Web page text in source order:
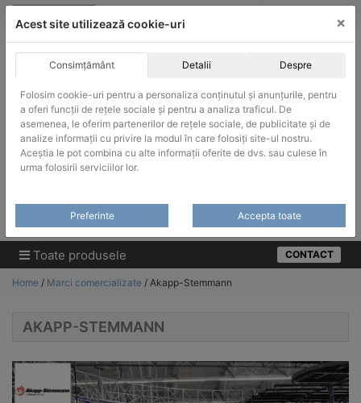
Skip
ACHIZITII PUBLICE
Produsele pot fi achizitionate si in sistemul SEAP / SICAP
Products
Toate produsele CONTACT
Home / Marci comercializate / Akapp-Stemmann
AKAPP-STEMMANN
Acest site utilizează cookie-uri ×
Consimțământ Detalii Despre
Folosim cookie-uri pentru a personaliza conținutul și anunțurile, pentru
a oferi funcții de rețele sociale și pentru a analiza traficul. De
asemenea, le oferim partenerilor de rețele sociale, de publicitate și de
analize informații cu privire la modul în care folosiți site-ul nostru.
Aceștia le pot combina cu alte informații oferite de dvs. sau culese în
urma folosirii serviciilor lor.
Preferinte Accepta toate